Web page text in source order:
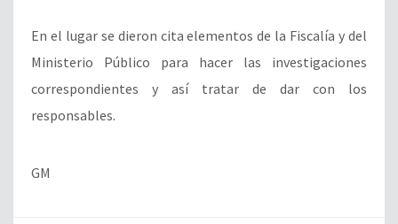
En el lugar se dieron cita elementos de la Fiscalía y del
Ministerio Público para hacer las investigaciones
correspondientes y así tratar de dar con los
responsables.
GM